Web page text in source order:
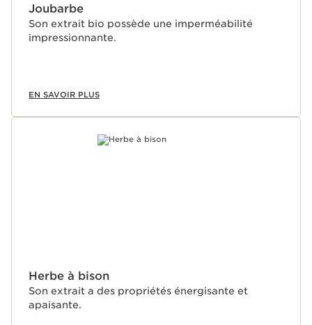
Joubarbe
Son extrait bio possède une imperméabilité
impressionnante.
EN SAVOIR PLUS
Herbe à bison
Son extrait a des propriétés énergisante et
apaisante.